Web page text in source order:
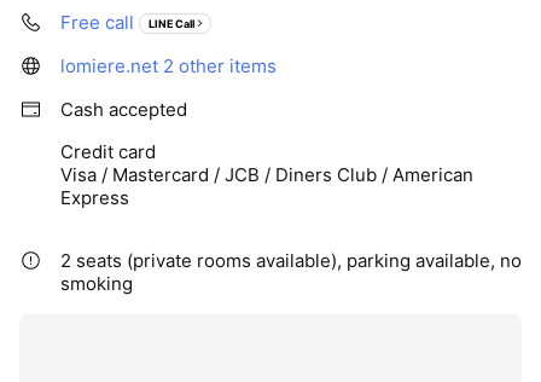
Free call
LINE Call
lomiere.net 2 other items
Cash accepted
Credit card
Visa / Mastercard / JCB / Diners Club / American
Express
2 seats (private rooms available), parking available, no
smoking